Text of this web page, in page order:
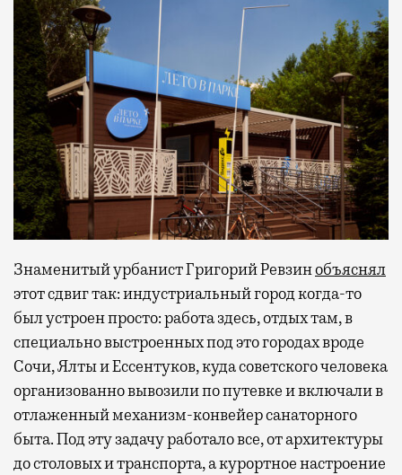
Знаменитый урбанист Григорий Ревзинобъяснял
этот сдвиг так: индустриальный город когда-то
был устроен просто: работа здесь, отдых там, в
специально выстроенных под это городах вроде
Сочи, Ялты и Ессентуков, куда советского человека
организованно вывозили по путевке и включали в
отлаженный механизм-конвейер санаторного
быта. Под эту задачу работало все, от архитектуры
до столовых и транспорта, а курортное настроение